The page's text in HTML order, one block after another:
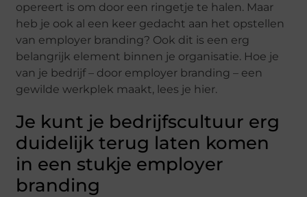
opereert is om door een ringetje te halen. Maar
heb je ook al een keer gedacht aan het opstellen
van employer branding? Ook dit is een erg
belangrijk element binnen je organisatie. Hoe je
van je bedrijf – door employer branding – een
gewilde werkplek maakt, lees je hier.
Je kunt je bedrijfscultuur erg
duidelijk terug laten komen
in een stukje employer
branding